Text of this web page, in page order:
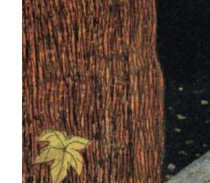
Eventos
Podcast
Assine
Taba na Escola